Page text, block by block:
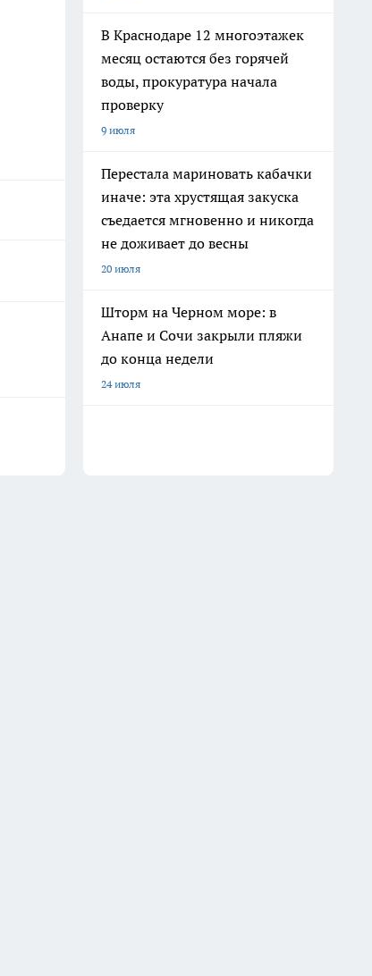
В Краснодаре 12 многоэтажек
месяц остаются без горячей
воды, прокуратура начала
проверку
9 июля
Перестала мариновать кабачки
иначе: эта хрустящая закуска
съедается мгновенно и никогда
не доживает до весны
20 июля
Шторм на Черном море: в
Анапе и Сочи закрыли пляжи
до конца недели
24 июля